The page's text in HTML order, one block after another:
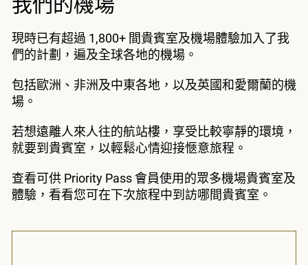
現時已有超過 1,800+ 間貴賓室及機場體驗加入了我
們的計劃，遍及全球各地的機場。
包括歐洲、非洲及中東各地，以及英國和愛爾蘭的機
場。
若想遠離人來人往的航站樓，享受比較寧靜的環境，
就要到貴賓室，以輕鬆心情迎接愜意旅程。
查看可供 Priority Pass 會員使用的眾多機場貴賓室及
體驗，看看您可在下次旅程中到訪哪間貴賓室。